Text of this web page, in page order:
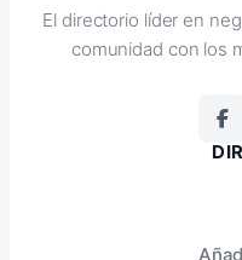
El directorio líder en
comunidad con los